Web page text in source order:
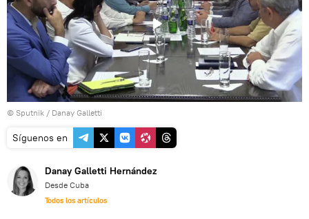
© Sputnik / Danay Galletti
Síguenos en
Danay Galletti Hernández
Desde Cuba
Todos los artículos